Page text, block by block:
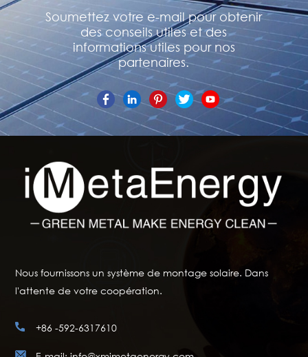
Soumettez votre e-mail pour obtenir
des conseils utiles et des
informations utiles pour nos
partenaires.
Nous fournissons un système de montage solaire. Dans
l'attente de votre coopération.
+86 -592-6317610